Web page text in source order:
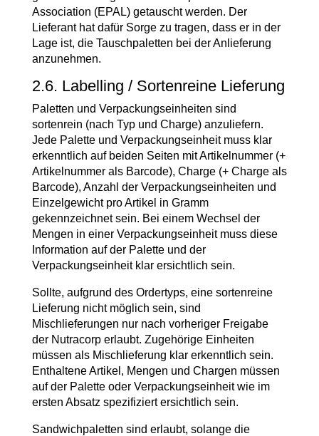
Association (EPAL) getauscht werden. Der
Lieferant hat dafür Sorge zu tragen, dass er in der
Lage ist, die Tauschpaletten bei der Anlieferung
anzunehmen.
2.6. Labelling / Sortenreine Lieferung
Paletten und Verpackungseinheiten sind
sortenrein (nach Typ und Charge) anzuliefern.
Jede Palette und Verpackungseinheit muss klar
erkenntlich auf beiden Seiten mit Artikelnummer (+
Artikelnummer als Barcode), Charge (+ Charge als
Barcode), Anzahl der Verpackungseinheiten und
Einzelgewicht pro Artikel in Gramm
gekennzeichnet sein. Bei einem Wechsel der
Mengen in einer Verpackungseinheit muss diese
Information auf der Palette und der
Verpackungseinheit klar ersichtlich sein.
Sollte, aufgrund des Ordertyps, eine sortenreine
Lieferung nicht möglich sein, sind
Mischlieferungen nur nach vorheriger Freigabe
der Nutracorp erlaubt. Zugehörige Einheiten
müssen als Mischlieferung klar erkenntlich sein.
Enthaltene Artikel, Mengen und Chargen müssen
auf der Palette oder Verpackungseinheit wie im
ersten Absatz spezifiziert ersichtlich sein.
Sandwichpaletten sind erlaubt, solange die